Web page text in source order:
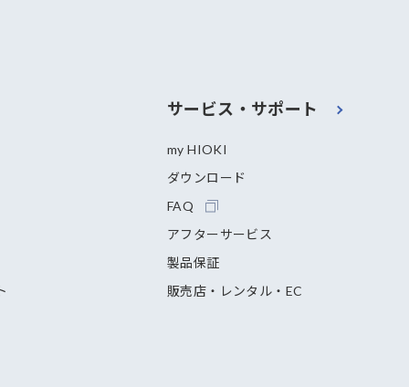
サービス・サポート
my HIOKI
ダウンロード
FAQ
アフターサービス
製品保証
販売店・レンタル・EC